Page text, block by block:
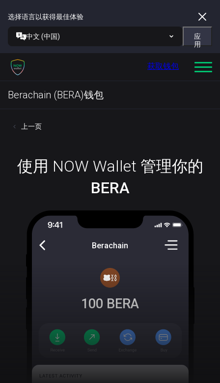
选择语言以获得最佳体验
中文 (中国)
应
用
获取钱包
Berachain (BERA)钱包
上一页
使用 NOW Wallet 管理你的
BERA
Berachain
100 BERA